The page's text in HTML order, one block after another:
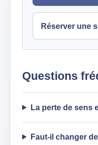
Réserver une
Questions
La perte de sens
Faut-il changer